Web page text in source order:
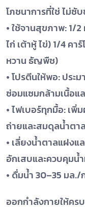
โภชนาการที่ใช่ ไม่ซั
• ใช้จานสุขภาพ: 1/
ไก่ เต้าหู้ ไข่) 1/4 คา
หวาน ธัญพืช)
• โปรตีนให้พอ: ประ
ซ่อมแซมกล้ามเนื้อแ
• ไฟเบอร์ทุกมื้อ: เพิ่
ถ่ายและสมดุลน้ำตา
• เลี่ยงน้ำตาลแฝงแ
อักเสบและควบคุมน้
• ดื่มน้ำ 30–35 มล
ออกกำลังกายให้คร